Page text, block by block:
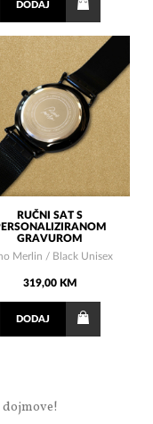
DODAJ
RUČNI SAT S
GRAVUROM
Merlin / Black Unisex
319,00 KM
DODAJ